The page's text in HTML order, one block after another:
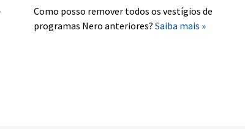
Como posso remover todos os vestígios de
programas Nero anteriores? Saiba mais »